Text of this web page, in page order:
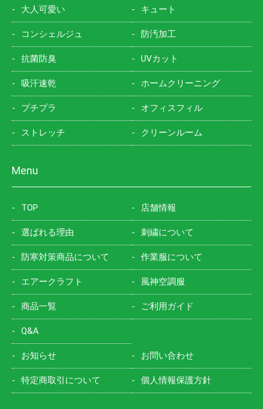
大人可愛い キュート
コンシェルジュ 防汚加工
抗菌防臭 UVカット
吸汗速乾 ホームクリーニング
プチプラ オフィスフィル
ストレッチ クリーンルーム
Menu
TOP 店舗情報
選ばれる理由 刺繍について
防寒対策商品について 作業服について
エアークラフト 風神空調服
商品一覧 ご利用ガイド
Q&A
お知らせ お問い合わせ
特定商取引について 個人情報保護方針